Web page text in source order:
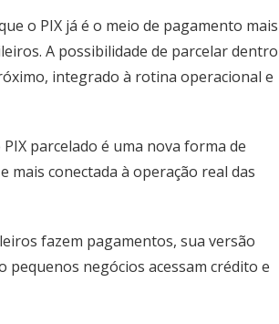
o PIX já é o meio de pagamento mais
A possibilidade de parcelar dentro
integrado à rotina operacional e
parcelado é uma nova forma de
mais conectada à operação real das
fazem pagamentos, sua versão
negócios acessam crédito e